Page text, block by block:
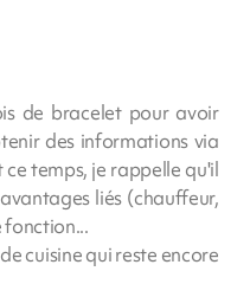
de bracelet pour avoir
des informations via
temps, je rappelle qu'il
liés (chauffeur,
fonction...
cuisine qui reste encore